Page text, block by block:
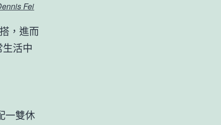
Fei
，進而
活中
一雙休